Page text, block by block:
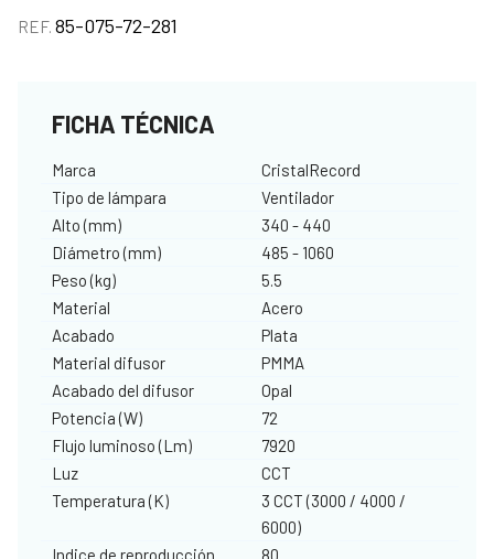
REF. 85-075-72-281
FICHA TÉCNICA
Marca
CristalRecord
Tipo de lámpara
Ventilador
Alto (mm)
340 - 440
Diámetro (mm)
485 - 1060
Peso (kg)
5.5
Material
Acero
Acabado
Plata
Material difusor
PMMA
Acabado del difusor
Opal
Potencia (W)
72
Flujo luminoso (Lm)
7920
Luz
CCT
Temperatura (K)
3 CCT (3000 / 4000 /
6000)
Indice de reproducción
80